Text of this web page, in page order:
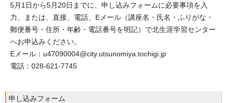
5月1日から5月20日までに、申し込みフォームに必要事項を入
力、または、直接、電話、Eメール（講座名・氏名・ふりがな・
郵便番号・住所・年齢・電話番号を明記）で北生涯学習センター
へお申込みください。
Eメール：u47090004@city.utsunomiya.tochigi.jp
電話：028-621-7745
申し込みフォーム